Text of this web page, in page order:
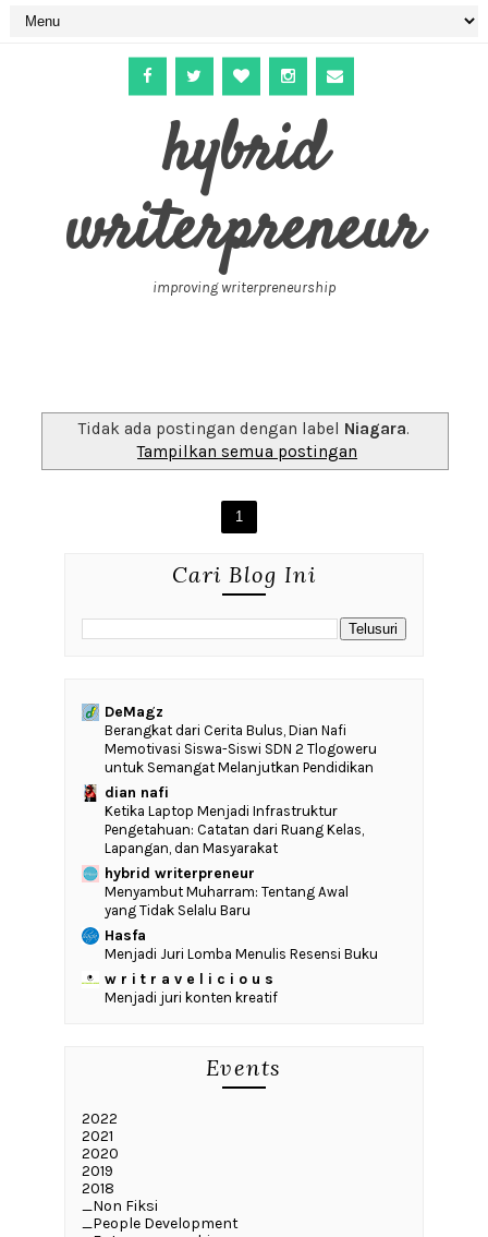
hybrid
writerpreneur
improving writerpreneurship
Tidak ada postingan dengan label Niagara.
Tampilkan semua postingan
1
Cari Blog Ini
DeMagz
‎Berangkat dari Cerita Bulus, Dian Nafi
Memotivasi Siswa-Siswi SDN 2 Tlogoweru
untuk Semangat Melanjutkan Pendidikan
dian nafi
Ketika Laptop Menjadi Infrastruktur
Pengetahuan: Catatan dari Ruang Kelas,
Lapangan, dan Masyarakat
hybrid writerpreneur
Menyambut Muharram: Tentang Awal
yang Tidak Selalu Baru
Hasfa
Menjadi Juri Lomba Menulis Resensi Buku
w r i t r a v e l i c i o u s
Menjadi juri konten kreatif
Events
2022
2021
2020
2019
2018
_Non Fiksi
_People Development